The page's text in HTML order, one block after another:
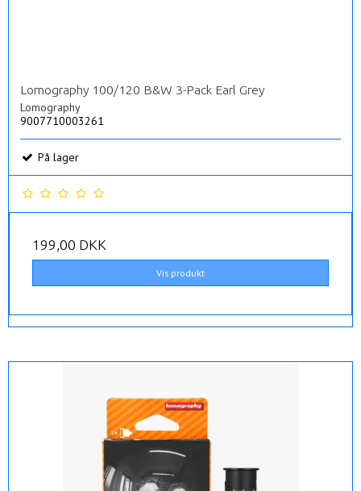
Lomography 100/120 B&W 3-Pack Earl Grey
Lomography
9007710003261
På lager
199,00 DKK
Vis produkt